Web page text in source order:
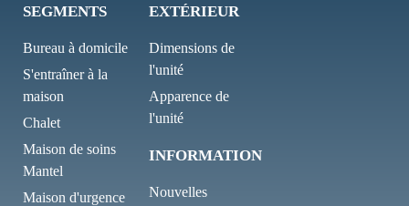
SEGMENTS
Bureau à domicile
S'entraîner à la
maison
Chalet
Maison de soins
Mantel
Maison d'urgence
EXTÉRIEUR
Dimensions de
l'unité
Apparence de
l'unité
INFORMATION
Nouvelles